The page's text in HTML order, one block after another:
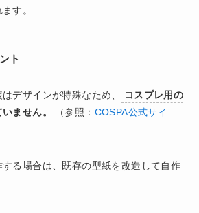
す。
ト
デザインが特殊なため、
コスプレ用の
ません。
（参照： COSPA公式サイ
る場合は、既存の型紙を改造して自作